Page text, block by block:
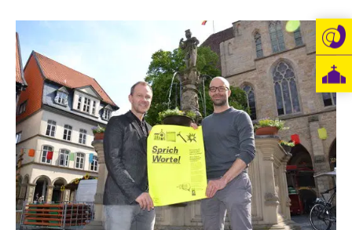
Fundraising
IT-Service
Corporate Design
Interventionsplan
Jahresgespräche
Kantine Speiseplan
Kirchliches Amtsblatt